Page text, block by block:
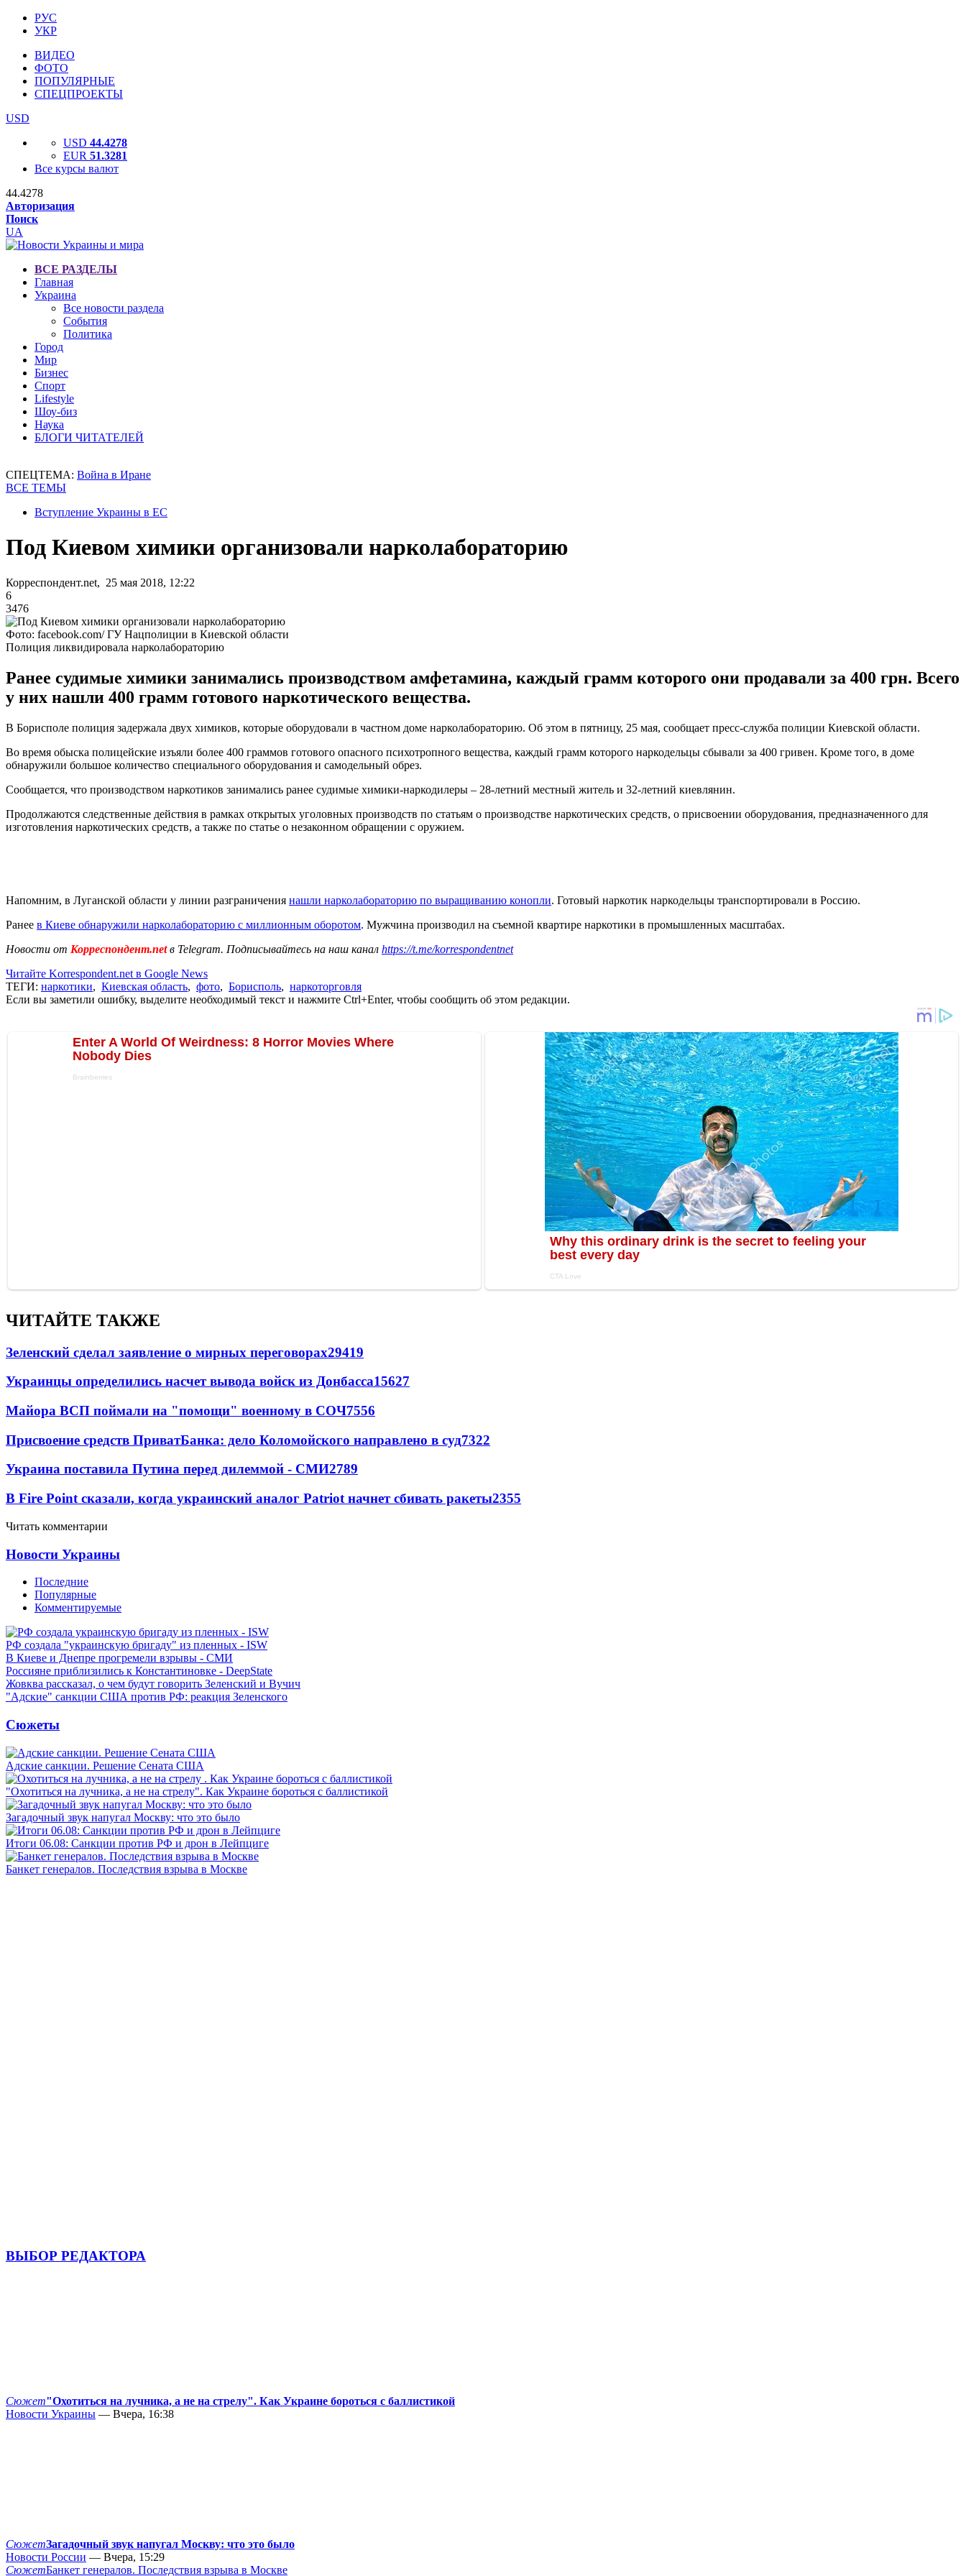
РУС
УКР
ВИДЕО
ФОТО
ПОПУЛЯРНЫЕ
СПЕЦПРОЕКТЫ
USD
USD 44.4278
EUR 51.3281
Все курсы валют
44.4278
Авторизация
Поиск
UA
ВСЕ РАЗДЕЛЫ
Главная
Украина
Все новости раздела
События
Политика
Город
Мир
Бизнес
Спорт
Lifestyle
Шоу-биз
Наука
БЛОГИ ЧИТАТЕЛЕЙ
СПЕЦТЕМА: Война в Иране
ВСЕ ТЕМЫ
Вступление Украины в ЕС
Под Киевом химики организовали нарколабораторию
Корреспондент.net, 25 мая 2018, 12:22
6
3476
Фото: facebook.com/ ГУ Нацполиции в Киевской области
Полиция ликвидировала нарколабораторию
Ранее судимые химики занимались производством амфетамина, каждый грамм которого они продавали за 400 грн. Всего
у них нашли 400 грамм готового наркотического вещества.
В Борисполе полиция задержала двух химиков, которые оборудовали в частном доме нарколабораторию. Об этом в пятницу, 25 мая, сообщает пресс-служба полиции Киевской области.
Во время обыска полицейские изъяли более 400 граммов готового опасного психотропного вещества, каждый грамм которого наркодельцы сбывали за 400 гривен. Кроме того, в доме
обнаружили большое количество специального оборудования и самодельный обрез.
Сообщается, что производством наркотиков занимались ранее судимые химики-наркодилеры – 28-летний местный житель и 32-летний киевлянин.
Продолжаются следственные действия в рамках открытых уголовных производств по статьям о производстве наркотических средств, о присвоении оборудования, предназначенного для
изготовления наркотических средств, а также по статье о незаконном обращении с оружием.
Напомним, в Луганской области у линии разграничения нашли нарколабораторию по выращиванию конопли. Готовый наркотик наркодельцы транспортировали в Россию.
Ранее в Киеве обнаружили нарколабораторию с миллионным оборотом. Мужчина производил на съемной квартире наркотики в промышленных масштабах.
Новости от Корреспондент.netв Telegram. Подписывайтесь на наш канал https://t.me/korrespondentnet
Читайте Korrespondent.net в Google News
ТЕГИ: наркотики, Киевская область, фото, Борисполь, наркоторговля
Если вы заметили ошибку, выделите необходимый текст и нажмите Ctrl+Enter, чтобы сообщить об этом редакции.
ЧИТАЙТЕ ТАКЖЕ
Зеленский сделал заявление о мирных переговорах29419
Украинцы определились насчет вывода войск из Донбасса15627
Майора ВСП поймали на "помощи" военному в СОЧ7556
Присвоение средств ПриватБанка: дело Коломойского направлено в суд7322
Украина поставила Путина перед дилеммой - СМИ2789
В Fire Point сказали, когда украинский аналог Patriot начнет сбивать ракеты2355
Читать комментарии
Новости Украины
Последние
Популярные
Комментируемые
РФ создала "украинскую бригаду" из пленных - ISW
В Киеве и Днепре прогремели взрывы - СМИ
Россияне приблизились к Константиновке - DeepState
Жовква рассказал, о чем будут говорить Зеленский и Вучич
"Адские" санкции США против РФ: реакция Зеленского
Сюжеты
Адские санкции. Решение Сената США
"Охотиться на лучника, а не на стрелу". Как Украине бороться с баллистикой
Загадочный звук напугал Москву: что это было
Итоги 06.08: Санкции против РФ и дрон в Лейпциге
Банкет генералов. Последствия взрыва в Москве
ВЫБОР РЕДАКТОРА
Сюжет"Охотиться на лучника, а не на стрелу". Как Украине бороться с баллистикой
Новости Украины — Вчера, 16:38
СюжетЗагадочный звук напугал Москву: что это было
Новости России — Вчера, 15:29
СюжетБанкет генералов. Последствия взрыва в Москве